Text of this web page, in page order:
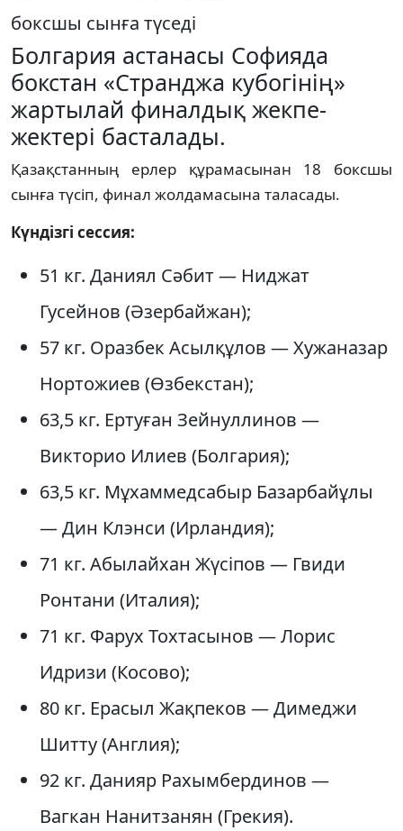
боксшы сынға түседі
Болгария астанасы Софияда
бокстан «Странджа кубогінің»
жартылай финалдық жекпе-
жектері басталады.
Қазақстанның ерлер құрамасынан 18 боксшы
сынға түсіп, финал жолдамасына таласады.
Күндізгі сессия:
51 кг. Даниял Сәбит — Ниджат
Гусейнов (Әзербайжан);
57 кг. Оразбек Асылқұлов — Хужаназар
Нортожиев (Өзбекстан);
63,5 кг. Ертуған Зейнуллинов —
Викторио Илиев (Болгария);
63,5 кг. Мұхаммедсабыр Базарбайұлы
— Дин Клэнси (Ирландия);
71 кг. Абылайхан Жүсіпов — Гвиди
Ронтани (Италия);
71 кг. Фарух Тохтасынов — Лорис
Идризи (Косово);
80 кг. Ерасыл Жақпеков — Димеджи
Шитту (Англия);
92 кг. Данияр Рахымбердинов —
Вагкан Нанитзанян (Грекия).